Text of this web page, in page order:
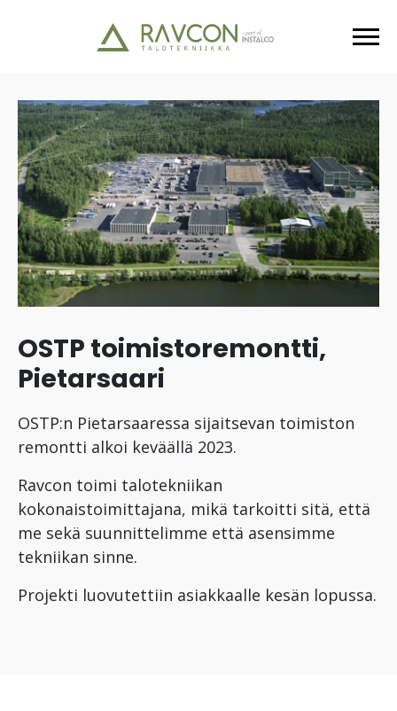
OSTP toimistoremontti,
Pietarsaari
OSTP:n Pietarsaaressa sijaitsevan toimiston
remontti alkoi keväällä 2023.
Ravcon toimi talotekniikan
kokonaistoimittajana, mikä tarkoitti sitä, että
me sekä suunnittelimme että asensimme
tekniikan sinne.
Projekti luovutettiin asiakkaalle kesän lopussa.